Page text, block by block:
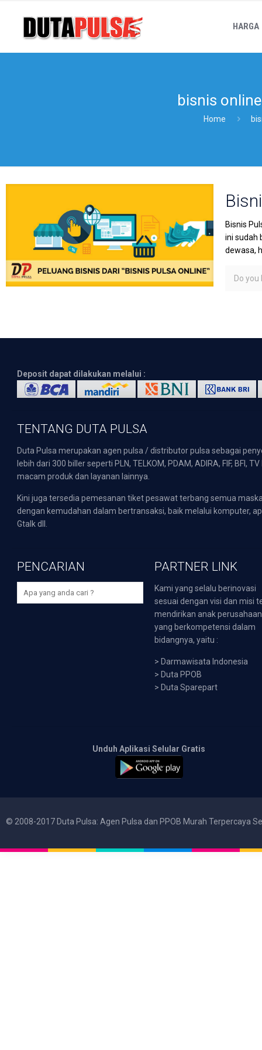
HARGA
bisnis
Home
Bisnis
ini sudah
dewasa,
Do you
Deposit dapat dilakukan melalui :
TENTANG DUTA PULSA
Duta Pulsa merupakan agen pulsa / distributor pulsa sebagai
lebih dari 300 biller seperti PLN, TELKOM, PDAM, ADIRA, FIF,
macam produk dan layanan lainnya.
Kini juga tersedia pemesanan tiket pesawat terbang semua
dengan kemudahan dalam bertransaksi, baik melalui komputer,
Gtalk dll.
PENCARIAN PARTNER LINK
Kami yang selalu berinovasi
sesuai dengan visi dan misi
mendirikan anak perusahaan
yang berkompetensi dalam
bidangnya, yaitu :
> Darmawisata Indonesia
> Duta PPOB
> Duta Sparepart
Unduh Aplikasi Selular Gratis
© 2008-2017 Duta Pulsa: Agen Pulsa dan PPOB Murah Terpercaya